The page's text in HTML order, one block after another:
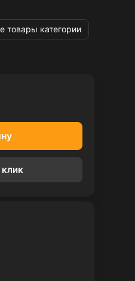
товары категории
клик